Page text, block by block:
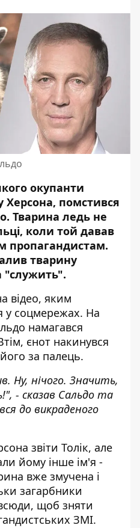
окупанти
Херсона, помстився
Тварина ледь не
коли той давав
пропагандистам.
тварину
відео, яким
у соцмережах. На
намагався
єнот накинувся
за палець.
Ну, нічого. Значить,
- сказав Сальдо та
до викраденого
звіти Толік, але
йому інше ім'я -
вже змучена і
загарбники
щоб зняти
ЗМІ.